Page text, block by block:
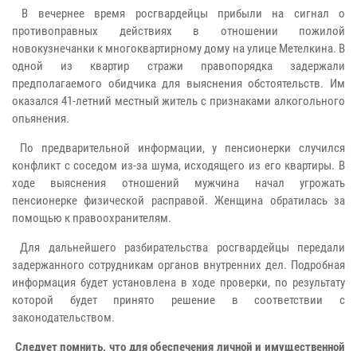
В вечернее время росгвардейцы прибыли на сигнал о
противоправных действиях в отношении пожилой
новокузнечанки к многоквартирному дому на улице Метелкина. В
одной из квартир стражи правопорядка задержали
предполагаемого обидчика для выяснения обстоятельств. Им
оказался 41-летний местный житель с признаками алкогольного
опьянения.
По предварительной информации, у пенсионерки случился
конфликт с соседом из-за шума, исходящего из его квартиры. В
ходе выяснения отношений мужчина начал угрожать
пенсионерке физической расправой. Женщина обратилась за
помощью к правоохранителям.
Для дальнейшего разбирательства росгвардейцы передали
задержанного сотрудникам органов внутренних дел. Подробная
информация будет установлена в ходе проверки, по результату
которой будет принято решение в соответствии с
законодательством.
Следует помнить, что для обеспечения личной и имущественной